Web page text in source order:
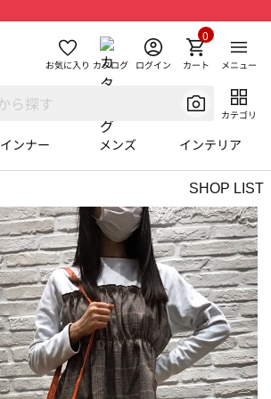
お気に入り カタログ ログイン カート
0
メニュー
カテゴリ
インナー メンズ インテリア
SHOP LIST